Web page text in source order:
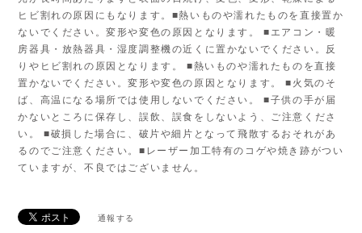
ヒビ割れの原因にもなります。■熱いものや濡れたものを直接置か
ないでください。変形や変色の原因となります。 ■エアコン・暖
房器具・放熱器具・湿度調整機の近くに置かないでください。反
りやヒビ割れの原因となります。 ■熱いものや濡れたものを直接
置かないでください。変形や変色の原因となります。 ■火気のそ
ば、高温になる場所では使用しないでください。 ■子供の手が届
かないところに保存し、誤飲、誤食をしないよう、ご注意くださ
い。 ■破損した場合に、破片や細片となって飛散するおそれがあ
るのでご注意ください。■レーザー加工特有のコゲや焼き跡がつい
ていますが、不良ではございません。
通報する